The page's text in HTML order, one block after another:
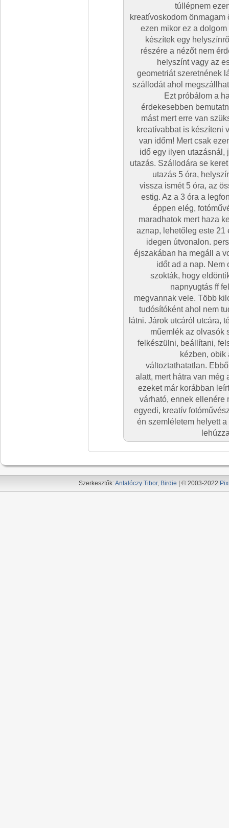
túllépnem
kreatívoskodom
ezen mikor ez a
készítek egy
részére a nézőt nem
helyszínt vagy az
geometriát szeretnének
szállodát ahol
Ezt próbálom a
érdekesebben
mást mert erre van
kreatívabbat is készíteni
van időm! Mert csak
idő egy ilyen utazásnál,
utazás. Szállodára se
utazás 5 óra,
vissza ismét 5 óra, az
estig. Az a 3 óra a
éppen elég,
maradhatok mert haza
aznap, lehetőleg este 21
idegen útvonalon.
éjszakában ha megáll a
időt ad a nap. Nem
szokták, hogy
napnyugtás ff
megvannak vele. Több
tudósítóként ahol nem
látni. Járok utcáról utcára,
műemlék az olvasók
felkészülni, beállítani,
kézben, obik
változtathatatlan.
alatt, mert hátra van még
ezeket már korábban
várható, ennek ellenére
egyedi, kreatív
én szemléletem helyett
Szerkesztők:Antalóczy Tibor, Birdie | © 2003-2022